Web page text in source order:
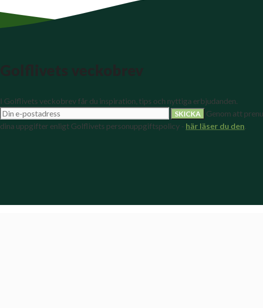
I Golflivets veckobrev får du inspiration, tips och nyttiga erbjudanden.
Genom att
dina uppgifter enligt Golflivets personuppgiftspolicy - här läser du den.